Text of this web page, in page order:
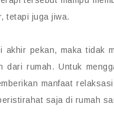
tetapi juga jiwa.
pekan, maka tidak
rumah. Untuk
manfaat
saja di rumah